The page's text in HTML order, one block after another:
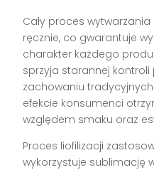
Cały proces
ręcznie, co gwarantuje
charakter każdego
sprzyja starannej
zachowaniu
efekcie konsumenci
względem smaku oraz
Proces liofilizacji
wykorzystuje sublimację